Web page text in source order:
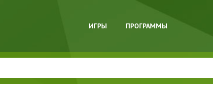
ИГРЫ ПРОГРАММЫ